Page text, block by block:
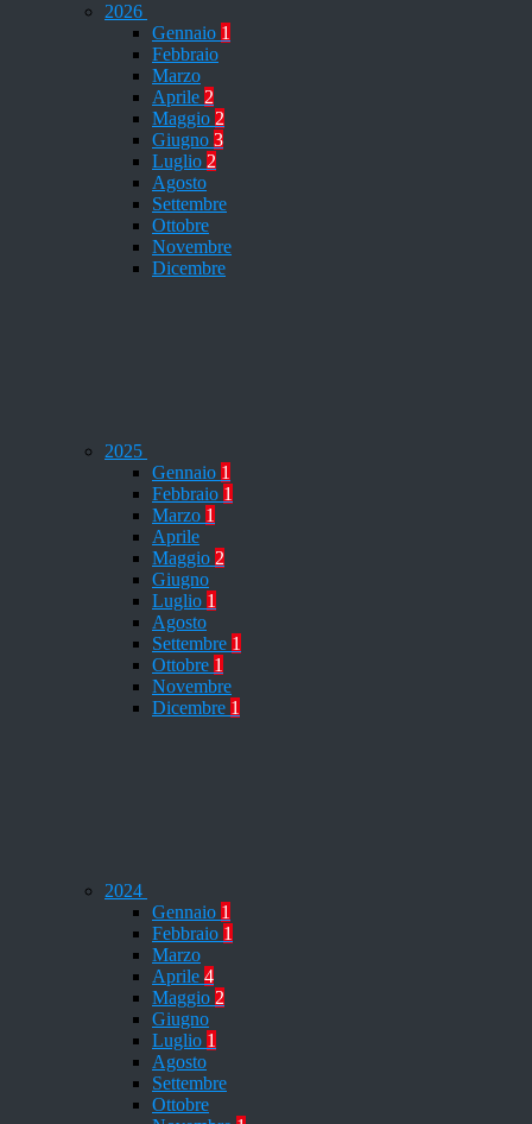
2026
Gennaio 1
Febbraio
Marzo
Aprile 2
Maggio 2
Giugno 3
Luglio 2
Agosto
Settembre
Ottobre
Novembre
Dicembre
2025
Gennaio 1
Febbraio 1
Marzo 1
Aprile
Maggio 2
Giugno
Luglio 1
Agosto
Settembre 1
Ottobre 1
Novembre
Dicembre 1
2024
Gennaio 1
Febbraio 1
Marzo
Aprile 4
Maggio 2
Giugno
Luglio 1
Agosto
Settembre
Ottobre